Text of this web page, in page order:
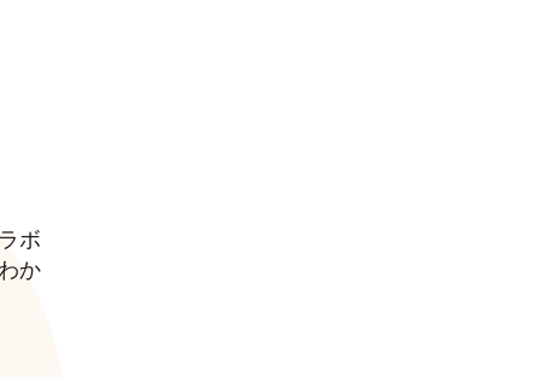
ボ
か